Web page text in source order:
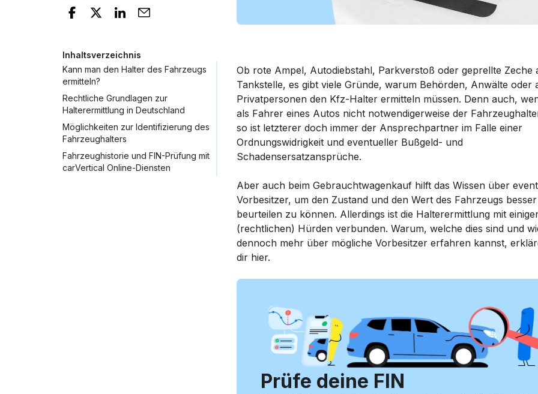
Inhaltsverzeichnis
Kann man den Halter des Fahrzeugs
ermitteln?
Rechtliche Grundlagen zur
Halterermittlung in Deutschland
Möglichkeiten zur Identifizierung des
Fahrzeughalters
Fahrzeughistorie und FIN-Prüfung mit
carVertical Online-Diensten
Ob rote Ampel, Autodiebstahl, Parkverstoß oder geprellte Zeche
Tankstelle, es gibt viele Gründe, warum Behörden, Anwälte oder
Privatpersonen den Kfz-Halter ermitteln müssen. Denn auch,
als Fahrer eines Autos nicht notwendigerweise der
so ist letzterer doch immer der Ansprechpartner im Falle einer
Ordnungswidrigkeit und eventueller Bußgeld- und
Schadensersatzansprüche.
Aber auch beim Gebrauchtwagenkauf hilft das Wissen über
Vorbesitzer, um den Zustand und den Wert des Fahrzeugs besser
beurteilen zu können. Allerdings ist die Halterermittlung mit
(rechtlichen) Hürden verbunden. Warum, welche dies sind und
dennoch mehr über mögliche Vorbesitzer erfahren kannst,
dir hier.
Prüfe deine FIN